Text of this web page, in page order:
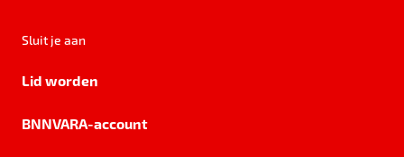
Sluit je aan
Lid worden
BNNVARA-account